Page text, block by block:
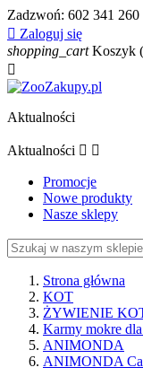
Zadzwoń: 602 341 260
 Zaloguj się
shopping_cart Koszyk

Aktualności
Aktualności  
Promocje
Nowe produkty
Nasze sklepy
Strona główna
KOT
ŻYWIENIE
Karmy mokre
ANIMONDA
ANIMONDA